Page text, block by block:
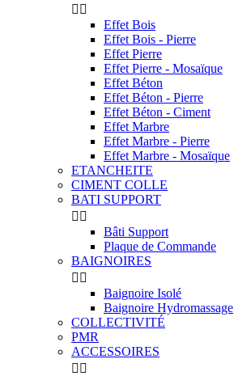
 
Effet Bois
Effet Bois - Pierre
Effet Pierre
Effet Pierre - Mosaïque
Effet Béton
Effet Béton - Pierre
Effet Béton - Ciment
Effet Marbre
Effet Marbre - Pierre
Effet Marbre - Mosaïque
ETANCHEITE
CIMENT COLLE
BATI SUPPORT
 
Bâti Support
Plaque de Commande
BAIGNOIRES
 
Baignoire Isolé
Baignoire Hydromassage
COLLECTIVITÉ
PMR
ACCESSOIRES
 